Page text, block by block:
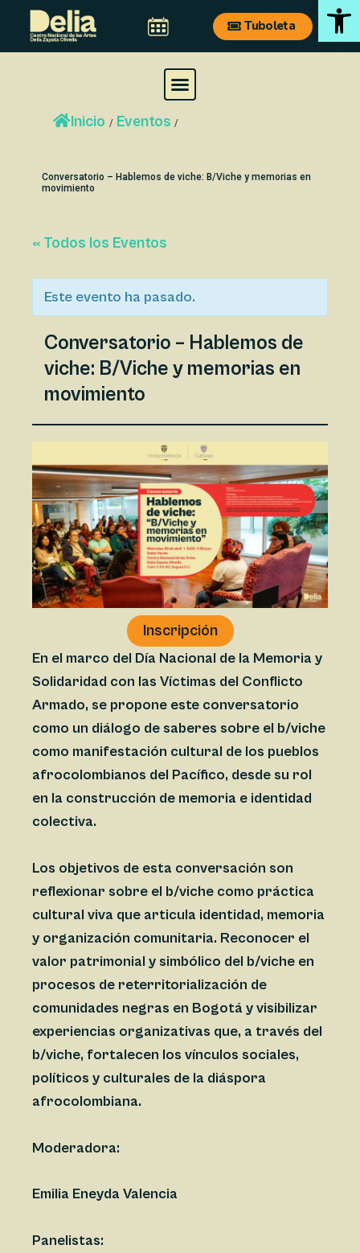
contenido
Tuboleta
M
e
Inicio / Eventos /
Conversatorio – Hablemos de viche: B/Viche y memorias en
movimiento
« Todos los Eventos
Este evento ha pasado.
Conversatorio – Hablemos de
viche: B/Viche y memorias en
movimiento
Inscripción
En el marco del Día Nacional de la Memoria y
Solidaridad con las Víctimas del Conflicto
Armado, se propone este conversatorio
como un diálogo de saberes sobre el b/viche
como manifestación cultural de los pueblos
afrocolombianos del Pacífico, desde su rol
en la construcción de memoria e identidad
colectiva.
Los objetivos de esta conversación son
reflexionar sobre el b/viche como práctica
cultural viva que articula identidad, memoria
y organización comunitaria. Reconocer el
valor patrimonial y simbólico del b/viche en
procesos de reterritorialización de
comunidades negras en Bogotá y visibilizar
experiencias organizativas que, a través del
b/viche, fortalecen los vínculos sociales,
políticos y culturales de la diáspora
afrocolombiana.
Moderadora:
Emilia Eneyda Valencia
Panelistas:
Navegación
de
entradas